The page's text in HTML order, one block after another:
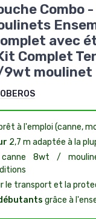
Combo
avec
Complet
9wt moulinet
à l'emploi (canne,
2,7 m adaptée à la
8wt /
le transport et la
grâce à